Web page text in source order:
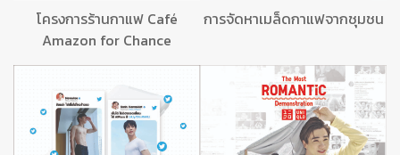
โครงการร้านกาแฟ Café
Amazon for Chance
การจัดหาเมล็ดกาแฟจากชุมชน